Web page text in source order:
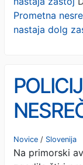
Prometna
nastaja dolg
Vozite
Novice / Slovenija
Na primorski